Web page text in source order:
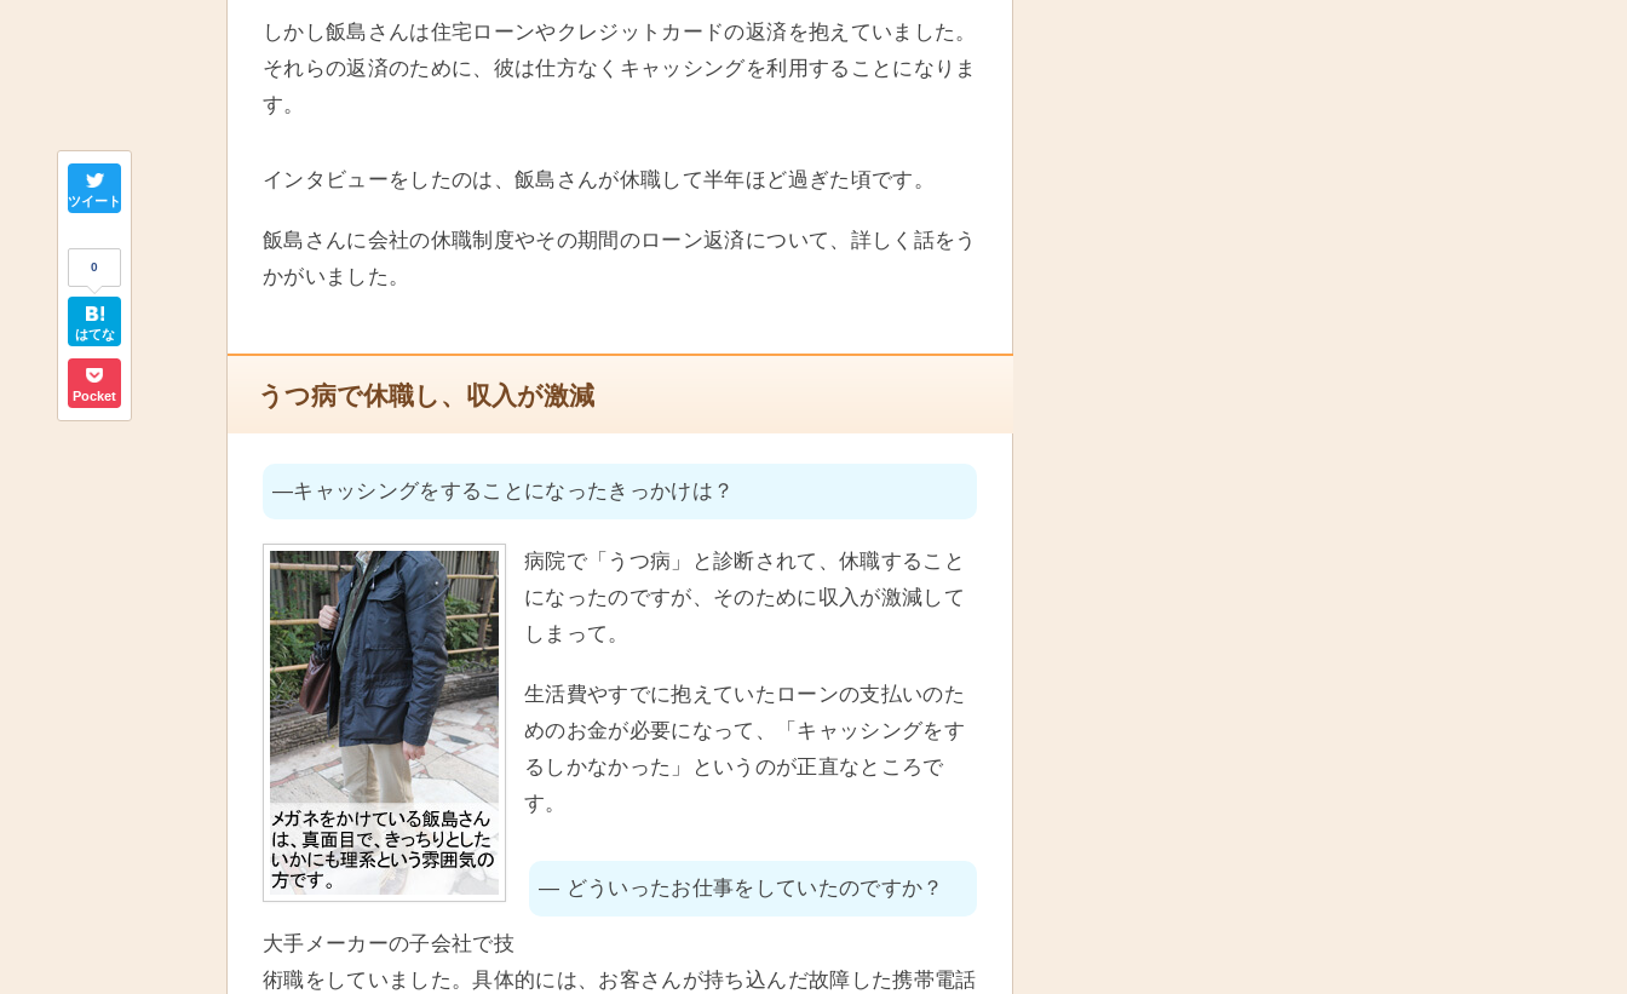
しかし飯島さんは住宅ローンやクレジットカードの返済を抱えていました。
それらの返済のために、彼は仕方なくキャッシングを利用することになりま
す。
インタビューをしたのは、飯島さんが休職して半年ほど過ぎた頃です。
飯島さんに会社の休職制度やその期間のローン返済について、詳しく話をう
かがいました。
うつ病で休職し、収入が激減
―キャッシングをすることになったきっかけは？
病院で「うつ病」と診断されて、休職すること
になったのですが、そのために収入が激減して
しまって。
生活費やすでに抱えていたローンの支払いのた
めのお金が必要になって、「キャッシングをす
るしかなかった」というのが正直なところで
す。
― どういったお仕事をしていたのですか？
大手メーカーの子会社で技
術職をしていました。具体的には、お客さんが持ち込んだ故障した携帯電話
ツイート
0
はてな
Pocket